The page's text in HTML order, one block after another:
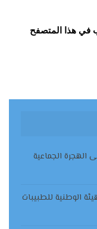
في هذا المتصفح
الجماعية
الوطنية للطبيبات